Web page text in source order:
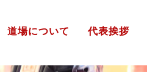
道場について 代表挨拶